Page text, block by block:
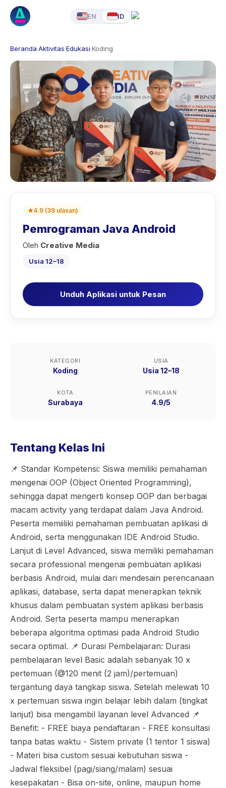
EN ID
Beranda·Aktivitas·Edukasi·Koding
★4.9 (39 ulasan)
Pemrograman Java Android
Oleh Creative Media
Usia 12–18
Unduh Aplikasi untuk Pesan
KATEGORI
Koding
USIA
Usia 12–18
KOTA
Surabaya
PENILAIAN
4.9/5
Tentang Kelas Ini
📌 Standar Kompetensi: Siswa memiliki pemahaman
mengenai OOP (Object Oriented Programming),
sehingga dapat mengerti konsep OOP dan berbagai
macam activity yang terdapat dalam Java Android.
Peserta memiiliki pemahaman pembuatan aplikasi di
Android, serta menggunakan IDE Android Studio.
Lanjut di Level Advanced, siswa memiliki pemahaman
secara professional mengenai pembuatan aplikasi
berbasis Android, mulai dari mendesain perencanaan
aplikasi, database, serta dapat menerapkan teknik
khusus dalam pembuatan system aplikasi berbasis
Android. Serta peserta mampu menerapkan
beberapa algoritma optimasi pada Android Studio
secara optimal. 📌 Durasi Pembelajaran: Durasi
pembelajaran level Basic adalah sebanyak 10 x
pertemuan (@120 menit (2 jam)/pertemuan)
tergantung daya tangkap siswa. Setelah melewati 10
x pertemuan siswa ingin belajar lebih dalam (tingkat
lanjut) bisa mengambil layanan level Advanced 📌
Benefit: - FREE biaya pendaftaran - FREE konsultasi
tanpa batas waktu - Sistem private (1 tentor 1 siswa)
- Materi bisa custom sesuai kebutuhan siswa -
Jadwal fleksibel (pagi/siang/malam) sesuai
kesepakatan - Bisa on-site, online, maupun home